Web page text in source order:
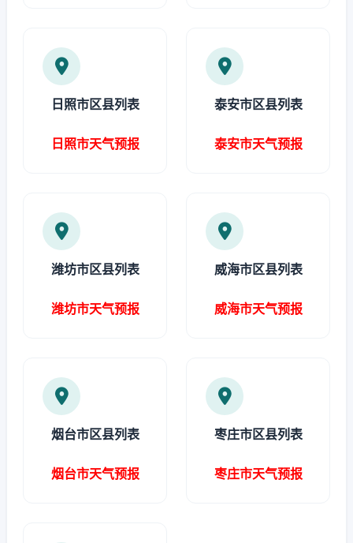
日照市区县列表
日照市天气预报
泰安市区县列表
泰安市天气预报
潍坊市区县列表
潍坊市天气预报
威海市区县列表
威海市天气预报
烟台市区县列表
烟台市天气预报
枣庄市区县列表
枣庄市天气预报